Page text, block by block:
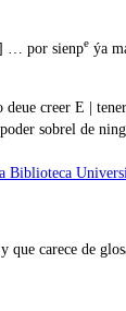
… por sienpe ýa
creer E |
sobrel de
que carece de